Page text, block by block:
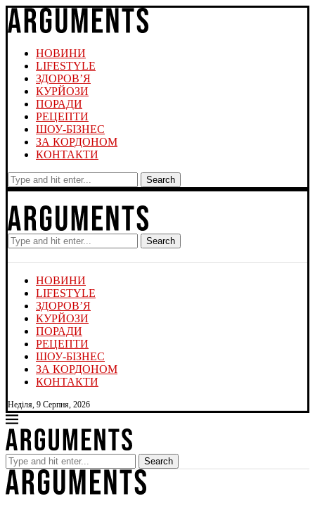
НОВИНИ
LIFESTYLE
ЗДОРОВ’Я
КУРЙОЗИ
ПОРАДИ
РЕЦЕПТИ
ШОУ-БІЗНЕС
ЗА КОРДОНОМ
КОНТАКТИ
Search
Search
НОВИНИ
LIFESTYLE
ЗДОРОВ’Я
КУРЙОЗИ
ПОРАДИ
РЕЦЕПТИ
ШОУ-БІЗНЕС
ЗА КОРДОНОМ
КОНТАКТИ
Неділя, 9 Серпня, 2026
Search